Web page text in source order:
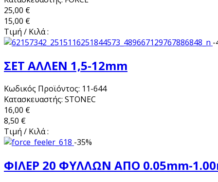
25,00 €
15,00 €
Τιμή / Κιλά :
-
ΣΕΤ ΑΛΛΕΝ 1,5-12mm
Κωδικός Προϊόντος: 11-644
Κατασκευαστής: STONEC
16,00 €
8,50 €
Τιμή / Κιλά :
-35%
ΦΙΛΕΡ 20 ΦΥΛΛΩΝ ΑΠΟ 0.05mm-